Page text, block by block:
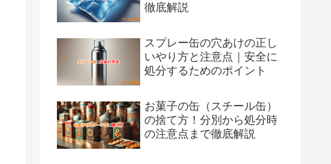
徹底解説
スプレー缶の穴あけの正し
いやり方と注意点｜安全に
処分するためのポイント
お菓子の缶（スチール缶）
の捨て方！分別から処分時
の注意点まで徹底解説